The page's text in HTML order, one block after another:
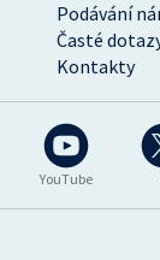
YouTube
Podávání
Časté
Kontakty